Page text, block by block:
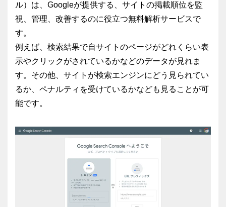
ル）は、Googleが提供する、サイトの掲載順位を監
視、管理、改善するのに役立つ無料解析サービスで
す。
例えば、検索結果で自サイトのページがどれくらい表
示やクリックがされているかなどのデータが見れま
す。その他、サイトが検索エンジンにどう見られてい
るか、ペナルティを受けているかなども見ることが可
能です。